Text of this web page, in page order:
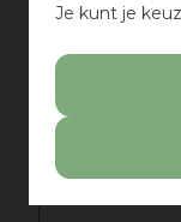
Je kunt je
Mijn ervaring in
Jouw mening